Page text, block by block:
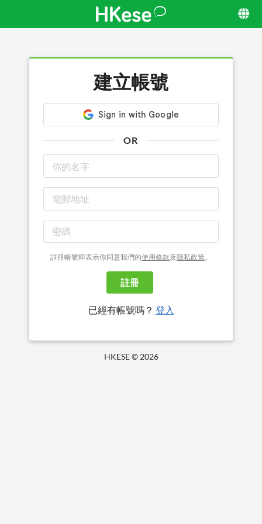
建立帳號
OR
註冊帳號即表示你同意我們的使用條款及隱私政策。
註冊
已經有帳號嗎？ 登入
HKESE © 2026